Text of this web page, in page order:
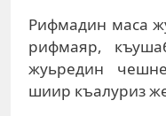
Рифмадин маса
рифмаяр,
жуьредин
шиир къалуриз